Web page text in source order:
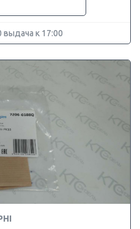
выдача к 17:00